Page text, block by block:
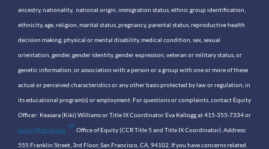
ancestry, nationality, national origin, immigration status, ethnic group identification,
ethnicity, age, religion, marital status, pregnancy, parental status, reproductive health
decision making, physical or mental disability, medical condition, sex, sexual
orientation, gender, gender identity, gender expression, veteran or military status, or
genetic information, or association with a person or a group with one or more of these
actual or perceived characteristics or any other basis protected by law or regulation, in
its educational program(s) or employment. For questions or complaints, contact Equity
Officer: Keasara (Kiki) Williams or Title IX Coordinator Eva Kellogg at 415-355-7334 or
equity@sfusd.edu . Office of Equity (CCR Title 5 and Title IX Coordinator). Address:
555 Franklin Street, 3rd Floor, San Francisco, CA, 94102. If you have concerns related